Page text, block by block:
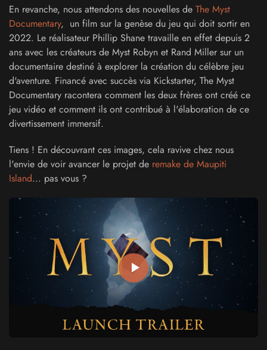
En revanche, nous attendons des nouvelles de The Myst
Documentary, un film sur la genèse du jeu qui doit sortir en
2022. Le réalisateur Phillip Shane travaille en effet depuis 2
ans avec les créateurs de Myst Robyn et Rand Miller sur un
documentaire destiné à explorer la création du célèbre jeu
d'aventure. Financé avec succès via Kickstarter, The Myst
Documentary racontera comment les deux frères ont créé ce
jeu vidéo et comment ils ont contribué à l'élaboration de ce
divertissement immersif.
Tiens ! En découvrant ces images, cela ravive chez nous
l'envie de voir avancer le projet de remake de Maupiti
Island... pas vous ?